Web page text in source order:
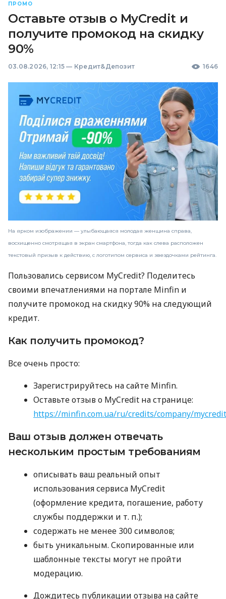
ПРОМО
Оставьте отзыв о MyCredit и
получите промокод на скидку
90%
03.08.2026, 12:15 — Кредит&Депозит 1646
На ярком изображении — улыбающаяся молодая женщина справа,
восхищенно смотрящая в экран смартфона, тогда как слева расположен
текстовый призыв к действию, с логотипом сервиса и звездочками рейтинга.
Пользовались сервисом MyCredit? Поделитесь
своими впечатлениями на портале Minfin и
получите промокод на скидку 90% на следующий
кредит.
Как получить промокод?
Все очень просто:
Зарегистрируйтесь на сайте Minfin.
Оставьте отзыв о MyCredit на странице:
https://minfin.com.ua/ru/credits/company/
Ваш отзыв должен отвечать
нескольким простым требованиям
описывать ваш реальный опыт
использования сервиса MyCredit
(оформление кредита, погашение, работу
службы поддержки и т. п.);
содержать не менее 300 символов;
быть уникальным. Скопированные или
шаблонные тексты могут не пройти
модерацию.
Дождитесь публикации отзыва на сайте